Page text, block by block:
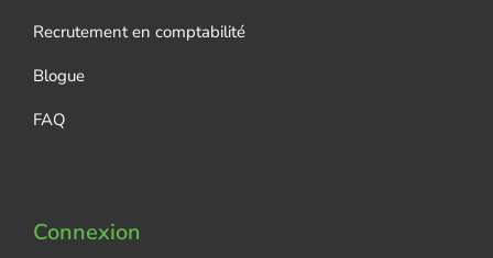
Recrutement en comptabilité
Blogue
FAQ
Connexion